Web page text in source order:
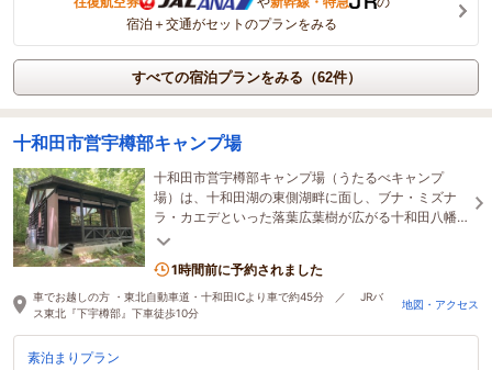
宿泊＋交通がセットのプランをみる
すべての宿泊プランをみる（62件）
十和田市営宇樽部キャンプ場
十和田市営宇樽部キャンプ場（うたるべキャンプ
場）は、十和田湖の東側湖畔に面し、ブナ・ミズナ
ラ・カエデといった落葉広葉樹が広がる十和田八幡
平国立公園のなかにあるキャンプ場です。
1時間前に予約されました
車でお越しの方 ・東北自動車道・十和田ICより車で約45分 ／ JRバ
ス東北『下宇樽部』下車徒歩10分
地図・アクセス
素泊まりプラン